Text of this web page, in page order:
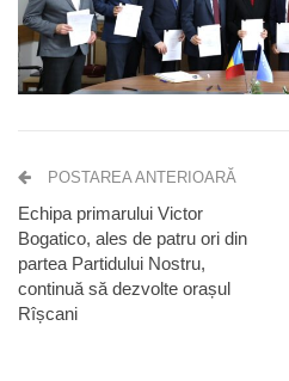
POSTAREA ANTERIOARĂ
Echipa primarului Victor
Bogatico, ales de patru ori din
partea Partidului Nostru,
continuă să dezvolte orașul
Rîșcani